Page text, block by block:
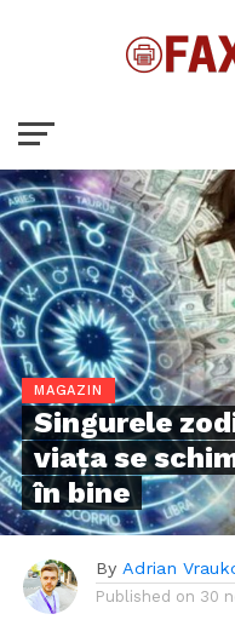
MAGAZIN
Singurele
viața se
în bine
By Adrian
Published on 30